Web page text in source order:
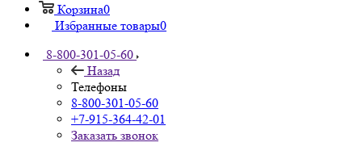
Корзина0
Избранные товары0
8-800-301-05-60
Назад
Телефоны
8-800-301-05-60
+7-915-364-42-01
Заказать звонок